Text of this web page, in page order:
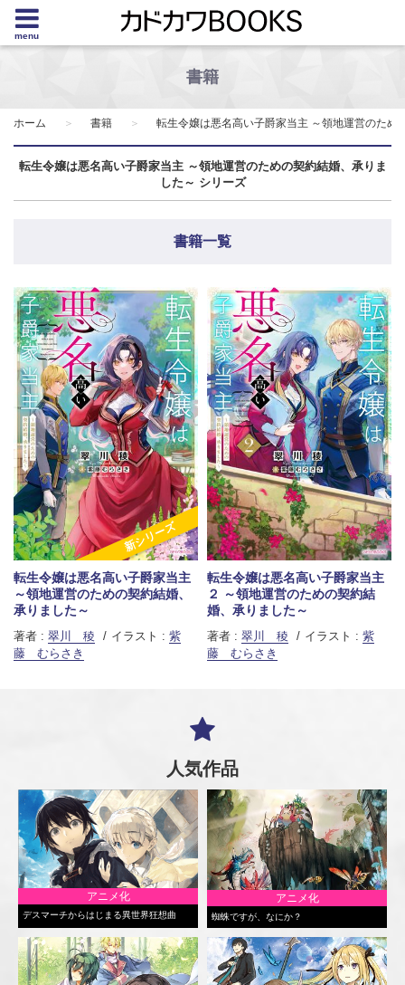
menu
書籍
ホーム 書籍 転生令嬢は悪名高い子爵家当主 ～領地運営のため
転生令嬢は悪名高い子爵家当主 ～領地運営のための契約結婚、承りま
した～ シリーズ
書籍一覧
新シリーズ
転生令嬢は悪名高い子爵家当主
～領地運営のための契約結婚、
承りました～
著者 : 翠川 稜 イラスト : 紫
藤 むらさき
転生令嬢は悪名高い子爵家当主
２ ～領地運営のための契約結
婚、承りました～
著者 : 翠川 稜 イラスト : 紫
藤 むらさき
人気作品
アニメ化
デスマーチからはじまる異世界狂想曲
アニメ化
蜘蛛ですが、なにか？